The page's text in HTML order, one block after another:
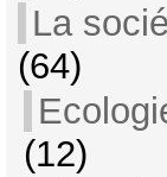
La
(64)
(12)